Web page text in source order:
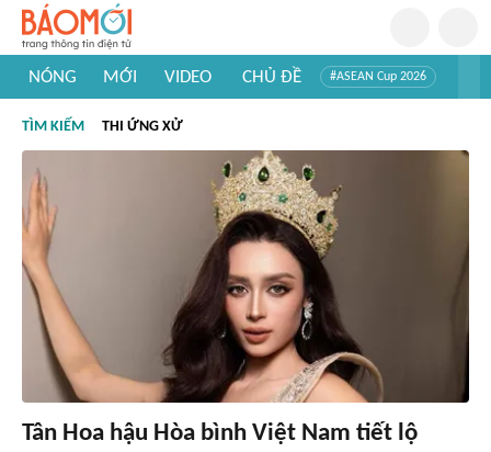
NÓNG MỚI VIDEO CHỦ ĐỀ #ASEAN Cup 2026
#Khám phá thế giới
TÌM KIẾM THI ỨNG XỬ
Tân Hoa hậu Hòa bình Việt Nam tiết lộ